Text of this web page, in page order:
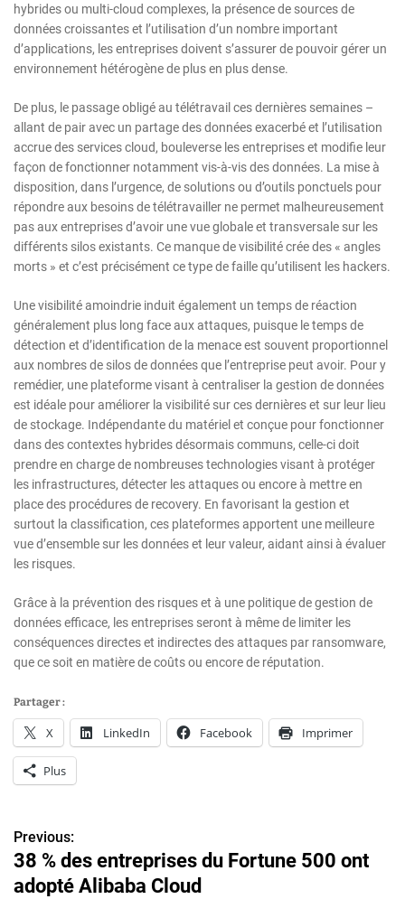
hybrides ou multi-cloud complexes, la présence de sources de
données croissantes et l’utilisation d’un nombre important
d’applications, les entreprises doivent s’assurer de pouvoir gérer un
environnement hétérogène de plus en plus dense.
De plus, le passage obligé au télétravail ces dernières semaines –
allant de pair avec un partage des données exacerbé et l’utilisation
accrue des services cloud, bouleverse les entreprises et modifie leur
façon de fonctionner notamment vis-à-vis des données. La mise à
disposition, dans l’urgence, de solutions ou d’outils ponctuels pour
répondre aux besoins de télétravailler ne permet malheureusement
pas aux entreprises d’avoir une vue globale et transversale sur les
différents silos existants. Ce manque de visibilité crée des « angles
morts » et c’est précisément ce type de faille qu’utilisent les hackers.
Une visibilité amoindrie induit également un temps de réaction
généralement plus long face aux attaques, puisque le temps de
détection et d’identification de la menace est souvent proportionnel
aux nombres de silos de données que l’entreprise peut avoir. Pour y
remédier, une plateforme visant à centraliser la gestion de données
est idéale pour améliorer la visibilité sur ces dernières et sur leur lieu
de stockage. Indépendante du matériel et conçue pour fonctionner
dans des contextes hybrides désormais communs, celle-ci doit
prendre en charge de nombreuses technologies visant à protéger
les infrastructures, détecter les attaques ou encore à mettre en
place des procédures de recovery. En favorisant la gestion et
surtout la classification, ces plateformes apportent une meilleure
vue d’ensemble sur les données et leur valeur, aidant ainsi à évaluer
les risques.
Grâce à la prévention des risques et à une politique de gestion de
données efficace, les entreprises seront à même de limiter les
conséquences directes et indirectes des attaques par ransomware,
que ce soit en matière de coûts ou encore de réputation.
Partager :
X LinkedIn Facebook Imprimer
Plus
N
a
Previous:
38 % des entreprises du Fortune 500 ont
adopté Alibaba Cloud